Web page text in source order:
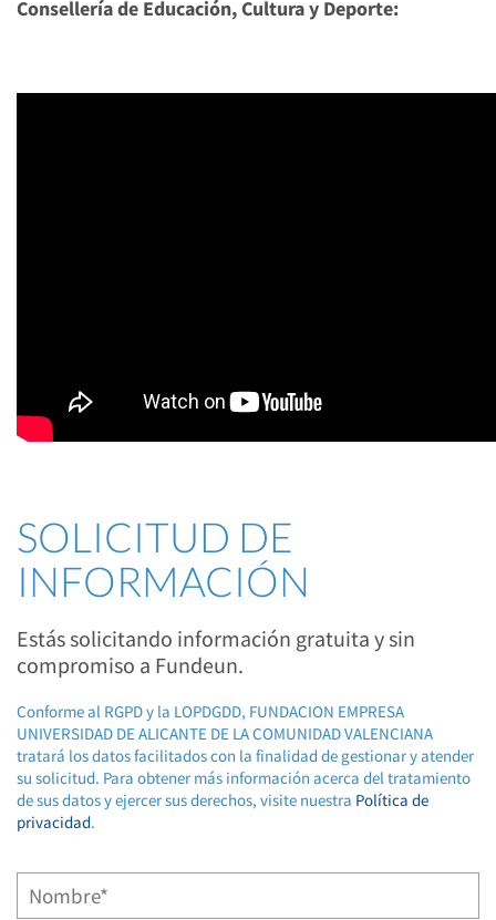
Consellería de Educación, Cultura y Deporte:
SOLICITUD DE
INFORMACIÓN
Estás solicitando información gratuita y sin
compromiso a Fundeun.
Conforme al RGPD y la LOPDGDD, FUNDACION EMPRESA
UNIVERSIDAD DE ALICANTE DE LA COMUNIDAD VALENCIANA
tratará los datos facilitados con la finalidad de gestionar y atender
su solicitud. Para obtener más información acerca del tratamiento
de sus datos y ejercer sus derechos, visite nuestra Política de
privacidad.